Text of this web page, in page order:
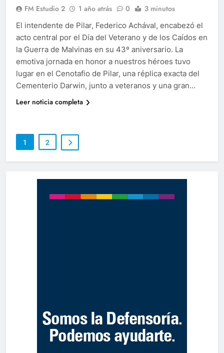
FM Estudio 2 1 año atrás 0 3 minutos
El intendente de Pilar, Federico Achával, encabezó el
acto central por el Día del Veterano y de los Caídos en
la Guerra de Malvinas en su 43º aniversario. La
emotiva jornada en honor a nuestros héroes tuvo
lugar en el Cenotafio de Pilar, una réplica exacta del
Cementerio Darwin, junto a veteranos y una gran…
Leer noticia completa
1 2